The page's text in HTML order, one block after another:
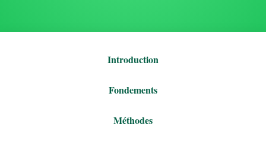
Introduction
Fondements
Méthodes